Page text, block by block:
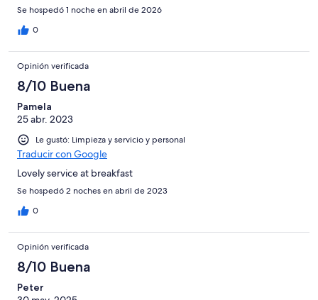
Se hospedó 1 noche en abril de 2026
0
Opinión verificada
8/10 Buena
Pamela
25 abr. 2023
Le gustó: Limpieza y servicio y personal
Traducir con Google
Lovely service at breakfast
Se hospedó 2 noches en abril de 2023
0
Opinión verificada
8/10 Buena
Peter